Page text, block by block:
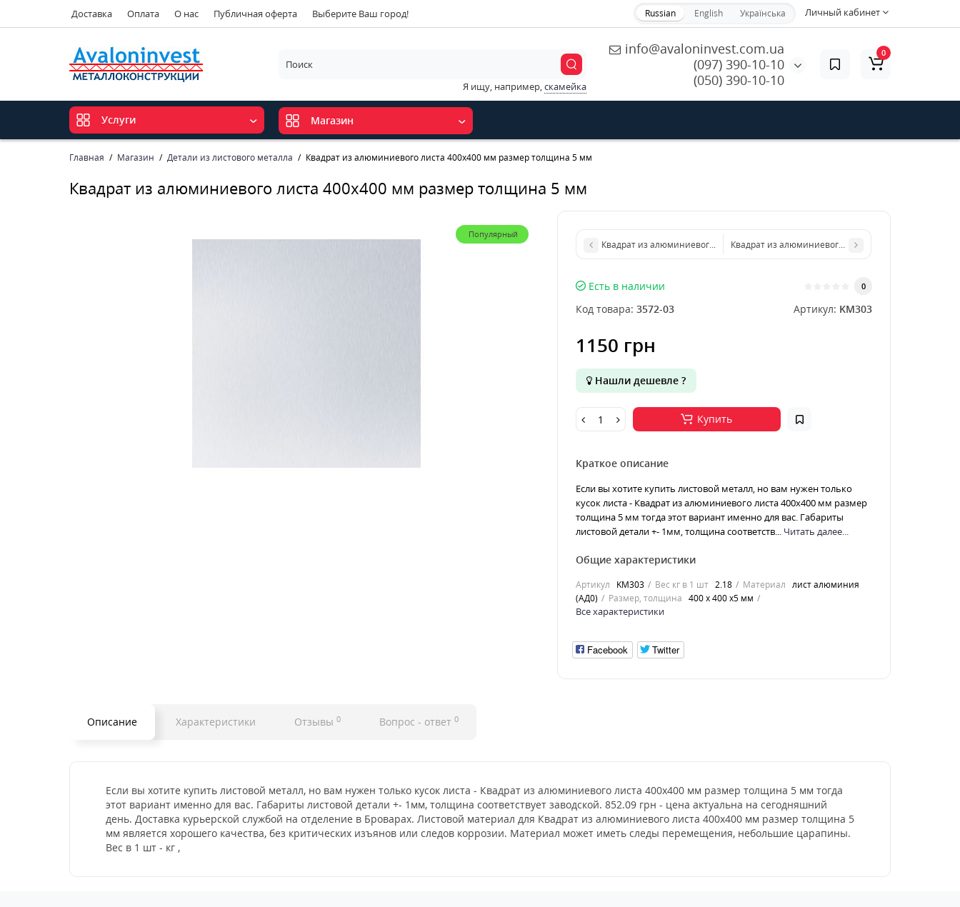
Доставка Оплата О нас Публичная оферта Выберите Ваш город! Личный кабинет
Russian English Українська
info@avaloninvest.com.ua
(097) 390-10-10
(050) 390-10-10
Я ищу, например,скамейка
0
Услуги Магазин
Главная Магазин Детали из листового металла Квадрат из алюминиевого листа 400х400 мм размер толщина 5 мм
Квадрат из алюминиевого листа 400х400 мм размер толщина 5 мм
Популярный
Квадрат из алюминиевого листа 300х300 мм размер толщина 5 мм
Квадрат из алюминиевого листа 500х500 мм
Есть в наличии 0
Код товара: 3572-03 Артикул: KM303
1150 грн
Нашли дешевле ?
Купить
Краткое описание
Если вы хотите купить листовой металл, но вам нужен только
кусок листа - Квадрат из алюминиевого листа 400х400 мм размер
толщина 5 мм тогда этот вариант именно для вас. Габариты
листовой детали +- 1мм, толщина соответств... Читать далее...
Общие характеристики
Артикул KM303 Вес кг в 1 шт 2.18 Материал лист алюминия
(АД0)
Размер, толщина 400 х 400 х5 мм
Все характеристики
Facebook Twitter
Описание Характеристики Отзывы 0 Вопрос - ответ 0
Если вы хотите купить листовой металл, но вам нужен только кусок листа - Квадрат из алюминиевого листа 400х400 мм размер толщина 5 мм тогда
этот вариант именно для вас. Габариты листовой детали +- 1мм, толщина соответствует заводской. 852.09 грн - цена актуальна на сегодняшний
день. Доставка курьерской службой на отделение в Броварах. Листовой материал для Квадрат из алюминиевого листа 400х400 мм размер толщина 5
мм является хорошего качества, без критических изъянов или следов коррозии. Материал может иметь следы перемещения, небольшие царапины.
Вес в 1 шт - кг ,